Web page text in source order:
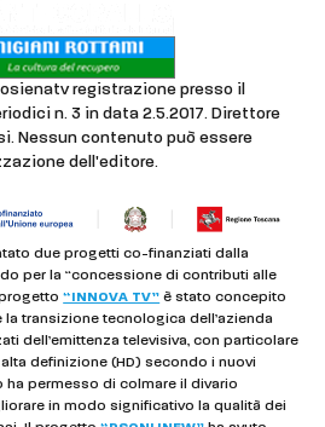
registrazione presso il
n. 3 in data 2.5.2017. Direttore
Nessun contenuto può essere
dell'editore.
due progetti co-finanziati dalla
per la “concessione di contributi alle
progetto“INNOVA TV” è stato concepito
transizione tecnologica dell’azienda
dell’emittenza televisiva, con particolare
definizione (HD) secondo i nuovi
ha permesso di colmare il divario
in modo significativo la qualità dei